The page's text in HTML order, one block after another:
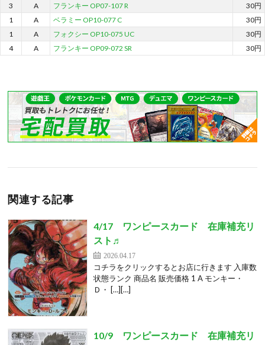
3
A フランキー OP07-107 R
30円
1
A ベラミー OP10-077 C
30円
1
A フォクシー OP10-075 UC
30円
4
A フランキー OP09-072 SR 30円
関連する記事
4/17 ワンピースカード 在庫補充リ
スト♬
2026.04.17
コチラをクリックするとお店に行きます 入庫数
状態ランク 商品名 販売価格 1 A モンキー・
Ｄ・ […][…]
10/9 ワンピースカード 在庫補充リ